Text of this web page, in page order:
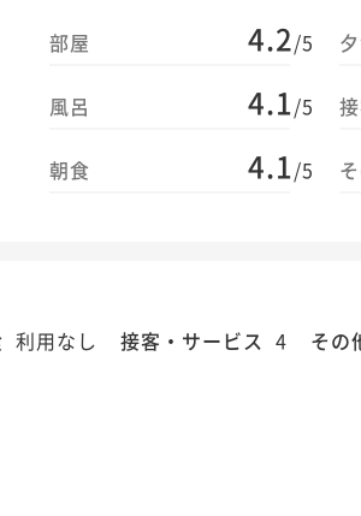
部屋 4.2/5
風呂 4.1/5
朝食 4.1/5
利用なし 接客・サービス 4 その